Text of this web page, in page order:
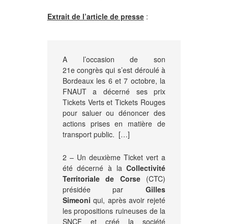
Extrait de l’article de presse :
A l’occasion de son
21e congrès qui s’est déroulé à
Bordeaux les 6 et 7 octobre, la
FNAUT a décerné ses prix
Tickets Verts et Tickets Rouges
pour saluer ou dénoncer des
actions prises en matière de
transport public. […]
2 – Un deuxième Ticket vert a
été décerné à laCollectivité
Territoriale de Corse(CTC)
présidée parGilles
Simeoniqui, après avoir rejeté
les propositions ruineuses de la
SNCF et créé la société